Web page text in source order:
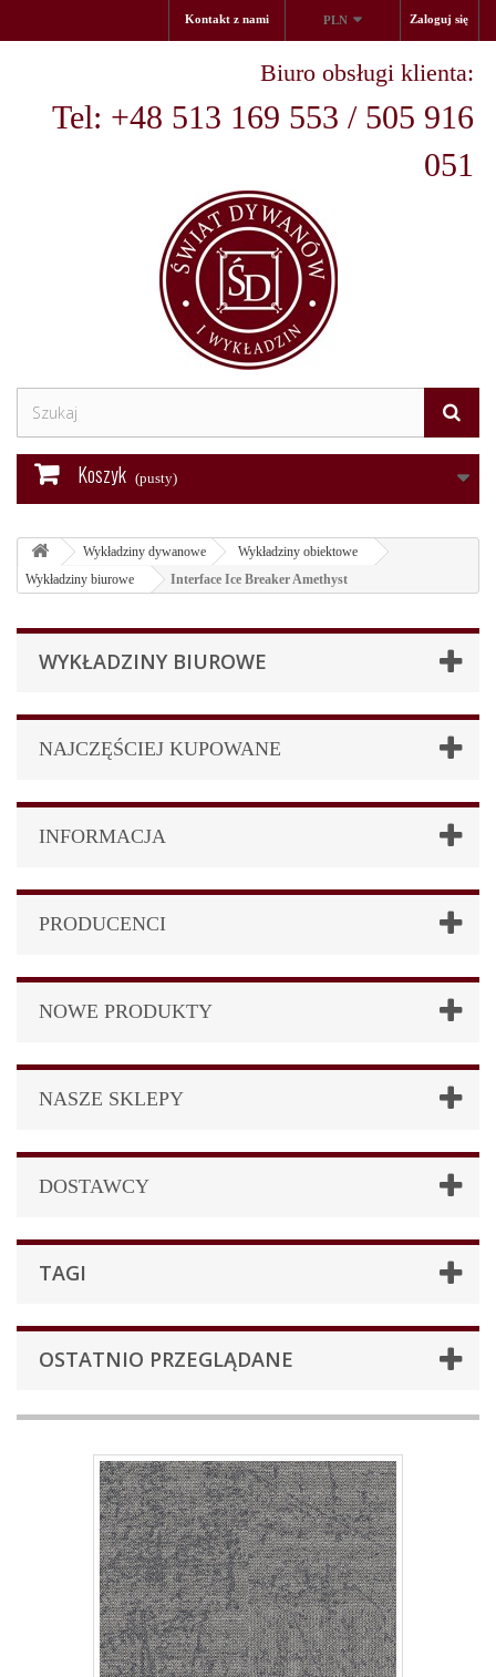
Zaloguj się
PLN
Kontakt z nami
Biuro obsługi klienta:
Tel: +48 513 169 553 / 505 916
051
Koszyk (pusty)
Wykładziny dywanowe
Wykładziny obiektowe
Wykładziny biurowe
Interface Ice Breaker Amethyst
WYKŁADZINY BIUROWE
NAJCZĘŚCIEJ KUPOWANE
INFORMACJA
PRODUCENCI
NOWE PRODUKTY
NASZE SKLEPY
DOSTAWCY
TAGI
OSTATNIO PRZEGLĄDANE